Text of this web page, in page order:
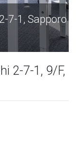
Sapporo
2-7-1, 9/F,